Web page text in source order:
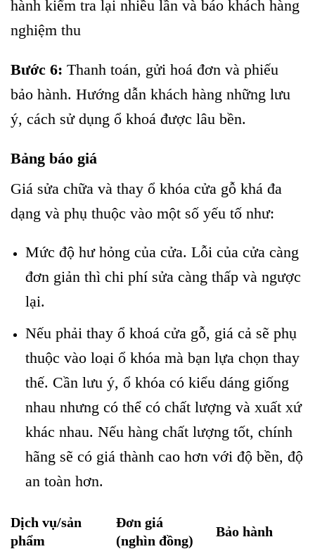
hành kiểm tra lại nhiều lần và báo khách hàng
nghiệm thu
Bước 6: Thanh toán, gửi hoá đơn và phiếu
bảo hành. Hướng dẫn khách hàng những lưu
ý, cách sử dụng ổ khoá được lâu bền.
Bảng báo giá
Giá sửa chữa và thay ổ khóa cửa gỗ khá đa
dạng và phụ thuộc vào một số yếu tố như:
Mức độ hư hỏng của cửa. Lỗi của cửa càng
đơn giản thì chi phí sửa càng thấp và ngược
lại.
Nếu phải thay ổ khoá cửa gỗ, giá cả sẽ phụ
thuộc vào loại ổ khóa mà bạn lựa chọn thay
thế. Cần lưu ý, ổ khóa có kiểu dáng giống
nhau nhưng có thể có chất lượng và xuất xứ
khác nhau. Nếu hàng chất lượng tốt, chính
hãng sẽ có giá thành cao hơn với độ bền, độ
an toàn hơn.
Dịch vụ/sản
phẩm
Đơn giá
(nghìn đồng)
Bảo hành